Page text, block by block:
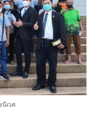
เวศ